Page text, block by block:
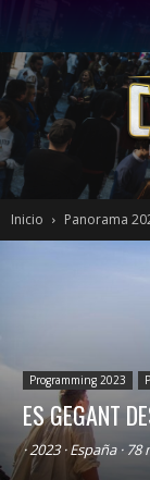
Inicio Panorama
Programming 2023
ES GEGANT
· 2023 · España · 78